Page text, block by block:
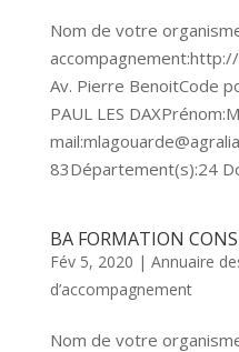
Nom de votre
Av. Pierre BenoitCode
PAUL LES
83Département(s):24
BA FORMATION
Fév 5, 2020 | Annuaire
d’accompagnement
Nom de votre